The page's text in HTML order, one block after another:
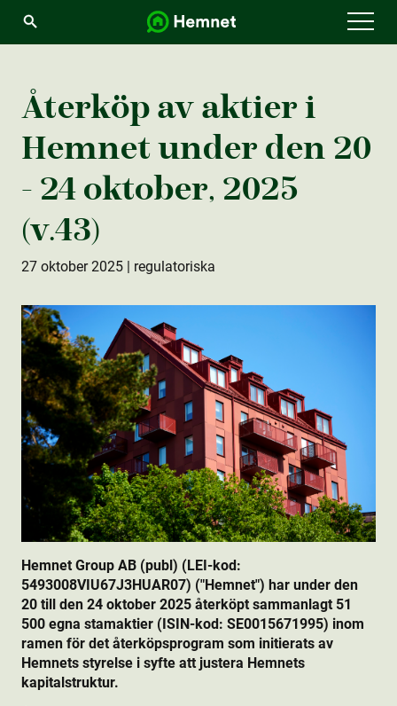
Återköp av aktie­r i
Hemnet under den 20
- 24 oktober, 2025
(v.43)
27 oktober 2025 | regulatoriska
Hemnet Group AB (publ) (LEI-kod:
5493008VIU67J3HUAR07) ("Hemnet") har under den
20 till den 24 oktober 2025 återköpt sammanlagt 51
500 egna stamaktie­r (ISIN-kod: SE0015671995) inom
ramen för det återköpsprogram som initierats av
Hemnets styrelse i syfte att justera Hemnets
kapitalstruktur.